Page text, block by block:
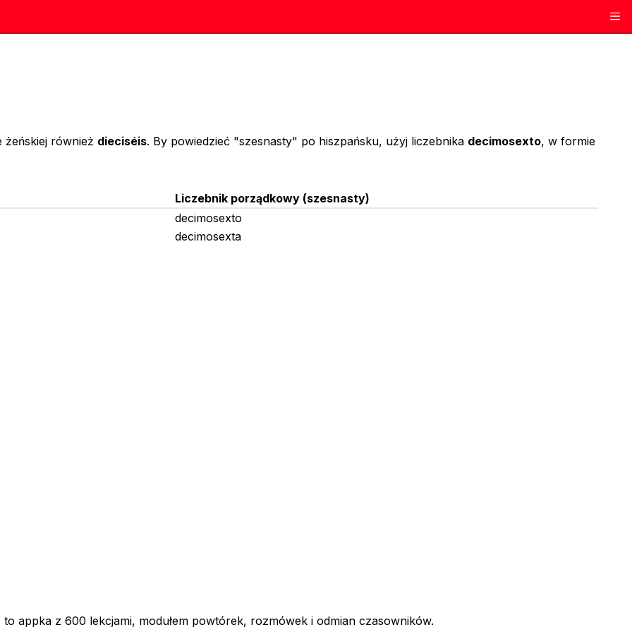
żeńskiej również dieciséis. By powiedzieć "szesnasty" po hiszpańsku, użyj liczebnika decimosexto, w formie
Liczebnik porządkowy (szesnasty)
decimosexto
decimosexta
appka z 600 lekcjami, modułem powtórek, rozmówek i odmian czasowników.